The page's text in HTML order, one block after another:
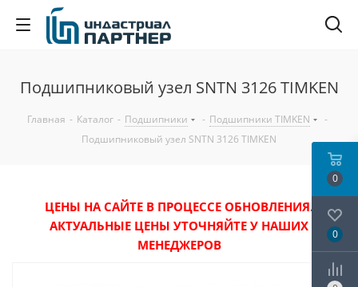
Подшипниковый узел SNTN 3126 TIMKEN
Главная - Каталог - Подшипники - Подшипники TIMKEN
-
Подшипниковый узел SNTN 3126 TIMKEN
ЦЕНЫ НА САЙТЕ В ПРОЦЕССЕ ОБНОВЛЕНИЯ.
АКТУАЛЬНЫЕ ЦЕНЫ УТОЧНЯЙТЕ У НАШИХ
МЕНЕДЖЕРОВ
0
0